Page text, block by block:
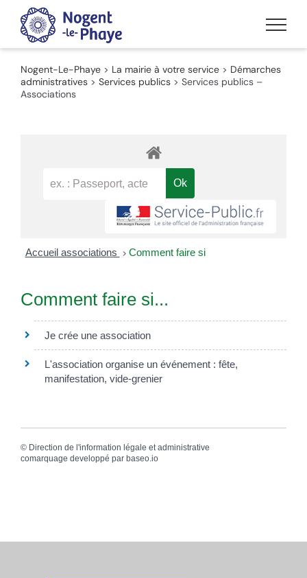
Passer
contenu
Nogent-Le-Phaye > La mairie à votre service > Démarches
administratives > Services publics > Services publics –
Associations
Accueil associations > Comment faire si
Comment faire si...
Je crée une association
L'association organise un événement : fête,
manifestation, vide-grenier
© Direction de l'information légale et administrative
comarquage developpé par baseo.io